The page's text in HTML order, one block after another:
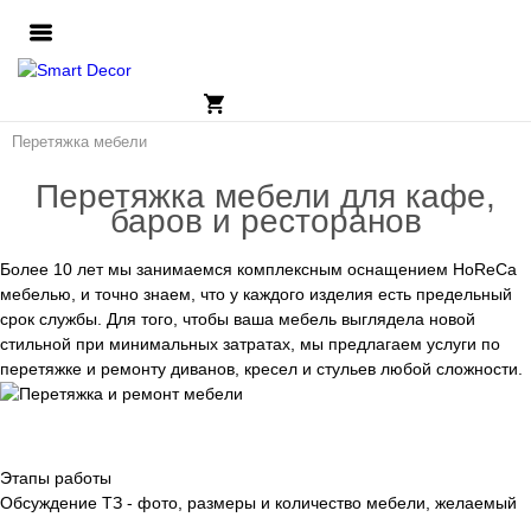
Перетяжка мебели
Перетяжка мебели для кафе,
баров и ресторанов
Более 10 лет мы занимаемся комплексным оснащением HoReCa
мебелью, и точно знаем, что у каждого изделия есть предельный
срок службы. Для того, чтобы ваша мебель выглядела новой
стильной при минимальных затратах, мы предлагаем услуги по
перетяжке и ремонту диванов, кресел и стульев любой сложности.
Этапы работы
Обсуждение ТЗ - фото, размеры и количество мебели, желаемый